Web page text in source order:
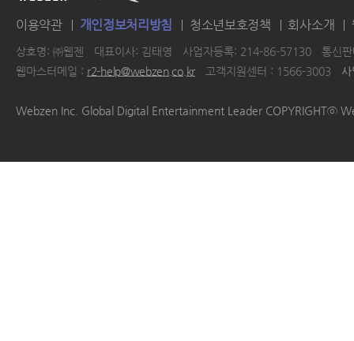
이용약관 개인정보처리방침 청소년보호정책 회사소개
상호명: ㈜웹젠 대표이사: 김태영 사업자등록: 214-86-57130
통신
웹마스터메일 : r2-help@webzen.co.kr 고객지원센터 : 1566-3003
Webzen Inc. Global Digital Entertainment Leader COPYRIGHTⓒ